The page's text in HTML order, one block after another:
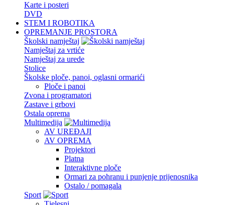
Karte i posteri
DVD
STEM I ROBOTIKA
OPREMANJE PROSTORA
Školski namještaj
Namještaj za vrtiće
Namještaj za urede
Stolice
Školske ploče, panoi, oglasni ormarići
Ploče i panoi
Zvona i programatori
Zastave i grbovi
Ostala oprema
Multimedija
AV UREĐAJI
AV OPREMA
Projektori
Platna
Interaktivne ploče
Ormari za pohranu i punjenje prijenosnika
Ostalo / pomagala
Sport